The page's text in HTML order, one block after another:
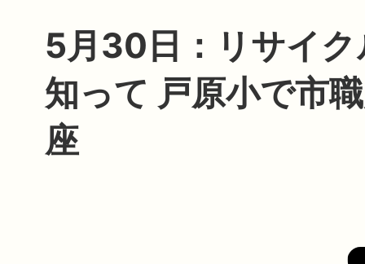
5月30日：リサイク
知って 戸原小で市
座